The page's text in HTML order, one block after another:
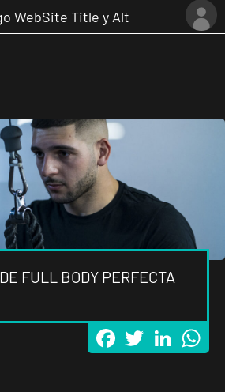
FULL BODY PERFECTA
FacebookTwitter